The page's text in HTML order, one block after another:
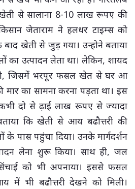
से सालाना 8-10 लाख रूपए की
जेताराम ने हलधर टाइम्स को
खेती से जुड़ गया। उन्होने बताया
का उत्पादन लेता था। लेकिन, शायद
जिसमें भरपूर फसल खेत से घर आ
मार का सामना करना पड़ता था। इस
दो से ढ़ाई लाख रूपए से ज्यादा
कि खेती से आय बढौत्तरी की
पास पहुंचा दिया। उनके मार्गदर्शन
लेना शुरू किया। साथ ही, जल
को भी अपनाया। इससे फसल
में भी बढौत्तरी देखने को मिली।